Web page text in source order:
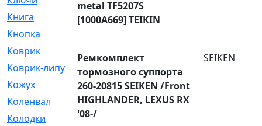
Книга
[293]
Кнопка
Коврик
Коврик-липучка
[2]
Кожух
[4]
Коленвал
[38]
Колодки
[2151]
metal TF5207S
[1000A669] TEIKIN
Ремкомплект
тормозного суппорта
260-20815 SEIKEN /Front
HIGHLANDER, LEXUS RX
'08-/
SEIKEN